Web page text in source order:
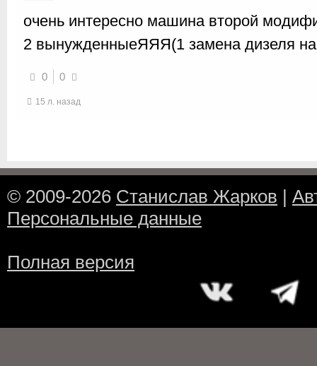
очень интересно машина второй
2 вынужденныеЯЯЯ(1 замена дизеля на
0 0
15 л. назад
© 2009-2026 Станислав Жарков |
Персональные данные
Полная версия